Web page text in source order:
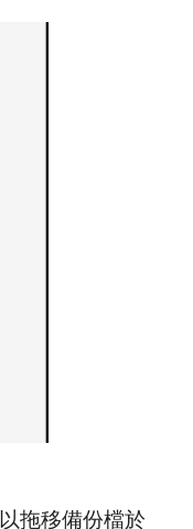
拖移備份檔於